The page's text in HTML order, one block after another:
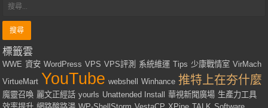
標籤雲
WWE 資安 WordPress VPS VPS評測 系統維運 Tips 少康戰情室 VirMach
VirtueMart YouTube webshell Winhance 推特上在夯什麼
魔靈召喚 麗文正經話 yourls Unattended Install 華視新聞廣場 生產力工具